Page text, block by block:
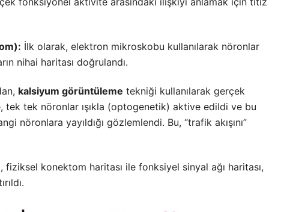
İlk olarak, elektron mikroskobu kullanılarak nöronlar
nihai haritası doğrulandı.
kalsiyum görüntüleme tekniği kullanılarak gerçek
tek tek nöronlar ışıkla (optogenetik) aktive edildi ve bu
nöronlara yayıldığı gözlemlendi. Bu, “trafik akışını”
fiziksel konektom haritası ile fonksiyel sinyal ağı haritası,